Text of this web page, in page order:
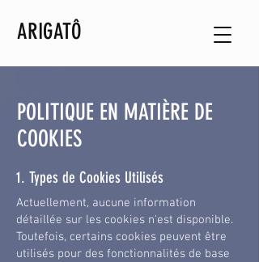
ARIGATÔ
POLITIQUE EN MATIÈRE DE
COOKIES
1. Types de Cookies Utilisés
Actuellement, aucune information
détaillée sur les cookies n'est disponible.
Toutefois, certains cookies peuvent être
utilisés pour des fonctionnalités de base